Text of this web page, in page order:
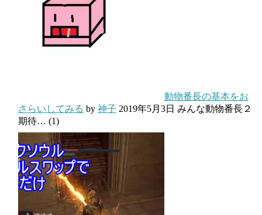
動物番長の基本をお
さらいしてみる by 神子 2019年5月3日 みんな動物番長２
期待… (1)